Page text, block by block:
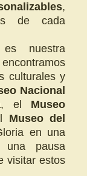
,
de cada
nuestra
culturales y
Nacional
, el Museo
Museo del
en una
una pausa
visitar estos